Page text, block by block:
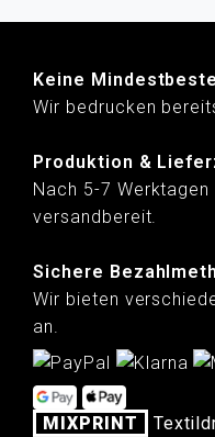
Keine
Wir bedrucken
Produktion &
Nach 5-7
versandbereit.
Sichere
Wir bieten
an.
MIXPRINT